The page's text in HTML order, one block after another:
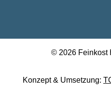
© 2026 Feinkost
Konzept & Umsetzung: